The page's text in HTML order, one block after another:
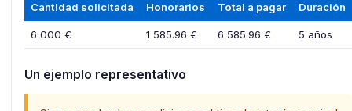
Cantidad solicitada Honorarios Total a pagar Duración
6 000 € 1 585.96 € 6 585.96 € 5 años
Un ejemplo representativo